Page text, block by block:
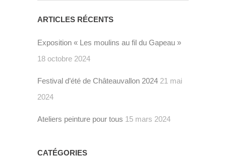
ARTICLES RÉCENTS
Exposition « Les moulins au fil du Gapeau »
18 octobre 2024
Festival d’été de Châteauvallon 2024 21 mai
2024
Ateliers peinture pour tous 15 mars 2024
CATÉGORIES